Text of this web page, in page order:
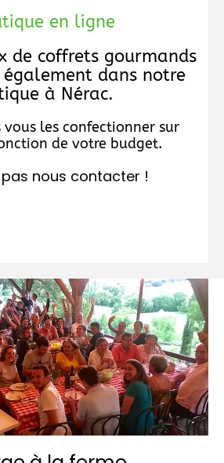
en ligne
de coffrets gourmands
dans notre
à Nérac.
vous les confectionner sur
de votre budget.
pas nous contacter !